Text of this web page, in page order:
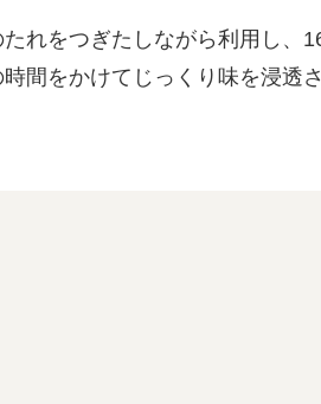
たれをつぎたしながら利用し、
時間をかけてじっくり味を浸透